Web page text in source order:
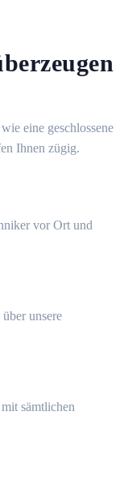
eine geschlossene
Ihnen zügig.
vor Ort und
unsere
sämtlichen